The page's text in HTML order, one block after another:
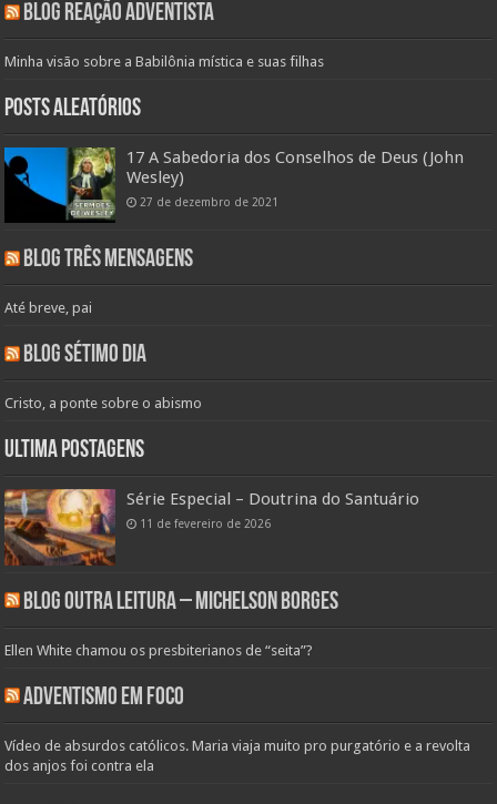
Blog Reação Adventista
Minha visão sobre a Babilônia mística e suas filhas
Posts aleatórios
17 A Sabedoria dos Conselhos de Deus (John
Wesley)
27 de dezembro de 2021
Blog Três Mensagens
Até breve, pai
Blog Sétimo Dia
Cristo, a ponte sobre o abismo
Ultima Postagens
Série Especial – Doutrina do Santuário
11 de fevereiro de 2026
Blog Outra Leitura – Michelson Borges
Ellen White chamou os presbiterianos de “seita”?
Adventismo em Foco
Vídeo de absurdos católicos. Maria viaja muito pro purgatório e a revolta
dos anjos foi contra ela